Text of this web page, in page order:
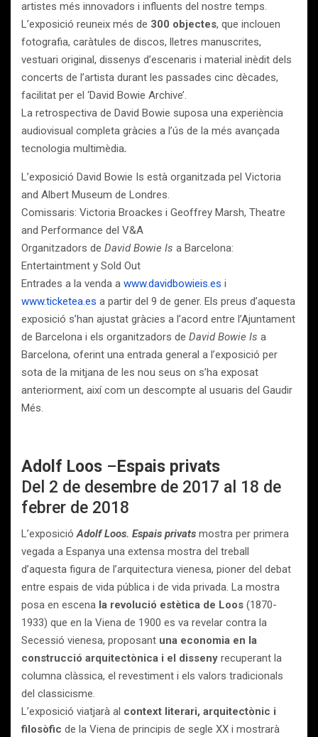
artistes més innovadors i influents del nostre temps.
L’exposició reuneix més de 300 objectes, que inclouen
fotografia, caràtules de discos, lletres manuscrites,
vestuari original, dissenys d’escenaris i material inèdit dels
concerts de l’artista durant les passades cinc dècades,
facilitat per el ‘David Bowie Archive’.
La retrospectiva de David Bowie suposa una experiència
audiovisual completa gràcies a l’ús de la més avançada
tecnologia multimèdia.
L’exposició David Bowie Is està organitzada pel Victoria
and Albert Museum de Londres.
Comissaris: Victoria Broackes i Geoffrey Marsh, Theatre
and Performance del V&A
Organitzadors de David Bowie Is a Barcelona:
Entertaintment y Sold Out
Entrades a la venda a www.davidbowieis.es i
www.ticketea.es a partir del 9 de gener. Els preus d’aquesta
exposició s’han ajustat gràcies a l’acord entre l’Ajuntament
de Barcelona i els organitzadors de David Bowie Is a
Barcelona, oferint una entrada general a l’exposició per
sota de la mitjana de les nou seus on s’ha exposat
anteriorment, així com un descompte al usuaris del Gaudir
Més.
Adolf Loos – Espais privats
Del 2 de desembre de 2017 al 18 de
febrer de 2018
L’exposicióAdolf Loos. Espais privats mostra per primera
vegada a Espanya una extensa mostra del treball
d’aquesta figura de l’arquitectura vienesa, pioner del debat
entre espais de vida pública i de vida privada. La mostra
posa en escena la revolució estètica de Loos (1870-
1933) que en la Viena de 1900 es va revelar contra la
Secessió vienesa, proposant una economia en la
construcció arquitectònica i el disseny recuperant la
columna clàssica, el revestiment i els valors tradicionals
del classicisme.
L’exposició viatjarà al context literari, arquitectònic i
filosòfic de la Viena de principis de segle XX i mostrarà